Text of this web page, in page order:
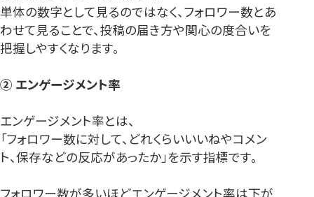
単体の数字として見るのではなく、フォロワー数とあ
わせて見ることで、投稿の届き方や関心の度合いを
把握しやすくなります。
② エンゲージメント率
エンゲージメント率とは、
「フォロワー数に対して、どれくらいいいねやコメン
ト、保存などの反応があったか」を示す指標です。
フォロワー数が多いほどエンゲージメント率は下が